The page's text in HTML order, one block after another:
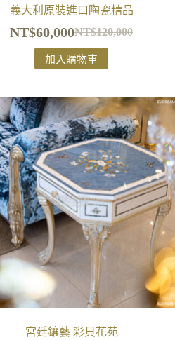
義大利原裝進口陶瓷精品
NT$120,000
NT$60,000
加入購物車
宮廷鑲藝 彩貝花苑